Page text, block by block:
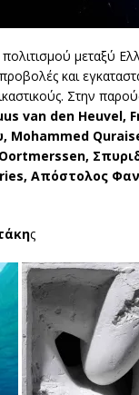
μεταξύ
και
Στην
van den Heuvel,
Mohammed
Oortmerssen,
, Απόστολος
ς